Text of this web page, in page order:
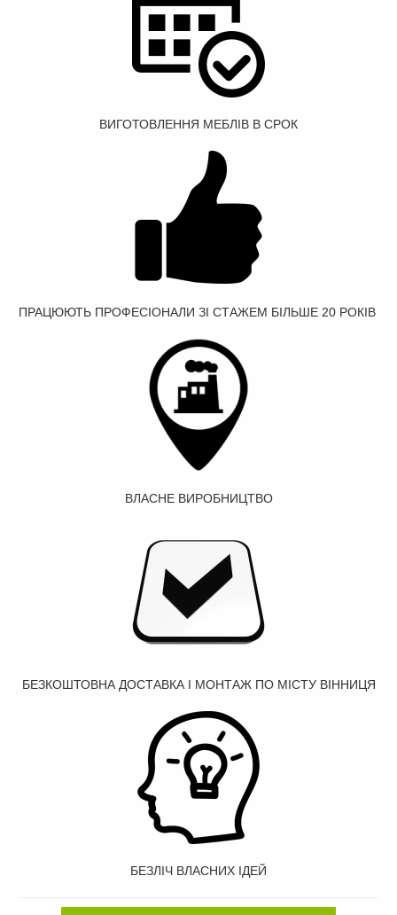
ВИГОТОВЛЕННЯ МЕБЛІВ В СРОК
ПРАЦЮЮТЬ ПРОФЕСІОНАЛИ ЗІ СТАЖЕМ БІЛЬШЕ 20 РОКІВ
ВЛАСНЕ ВИРОБНИЦТВО
БЕЗКОШТОВНА ДОСТАВКА І МОНТАЖ ПО МІСТУ ВІННИЦЯ
БЕЗЛІЧ ВЛАСНИХ ІДЕЙ